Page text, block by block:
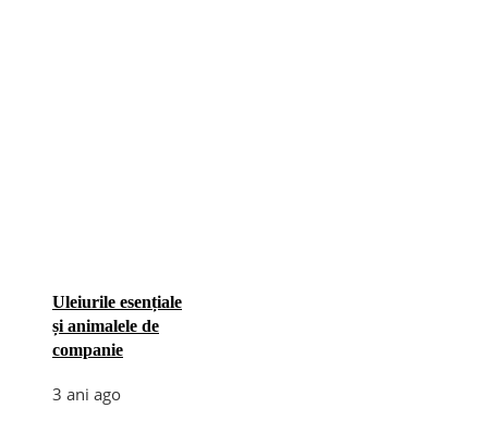
Uleiurile esențiale
și animalele de
companie
3 ani ago